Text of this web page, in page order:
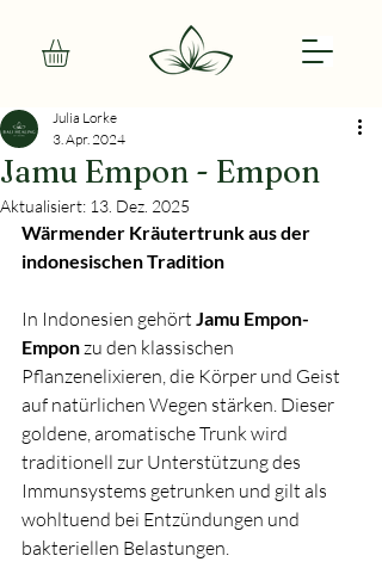
Jamu Empon - Empon
Julia Lorke
3. Apr. 2024
Aktualisiert: 13. Dez. 2025
Wärmender Kräutertrunk aus der
indonesischen Tradition
In Indonesien gehört Jamu Empon-
Empon zu den klassischen
Pflanzenelixieren, die Körper und Geist
auf natürlichen Wegen stärken. Dieser
goldene, aromatische Trunk wird
traditionell zur Unterstützung des
Immunsystems getrunken und gilt als
wohltuend bei Entzündungen und
bakteriellen Belastungen.